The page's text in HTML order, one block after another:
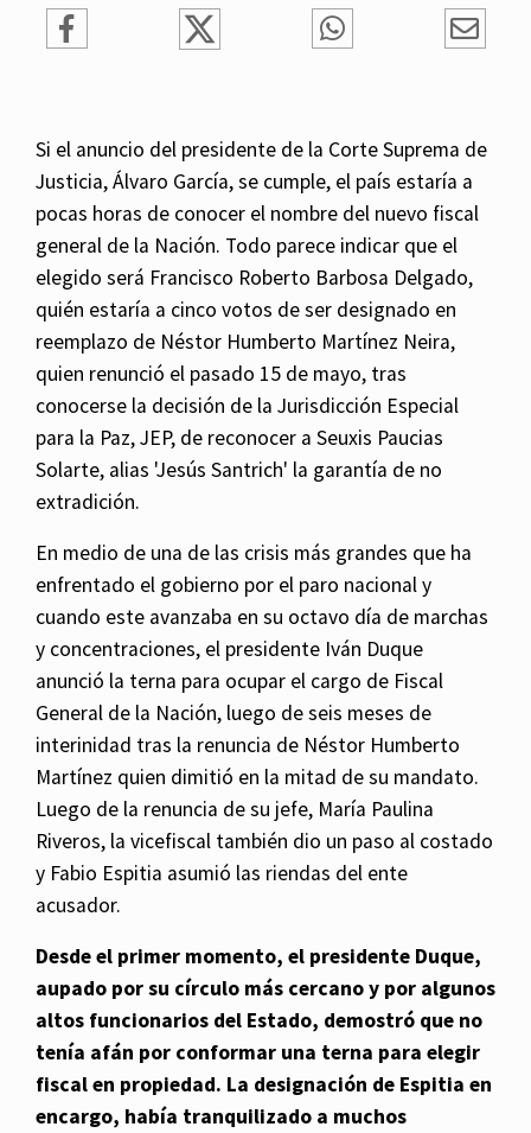
Si el anuncio del presidente de la Corte Suprema de
Justicia, Álvaro García, se cumple, el país estaría a
pocas horas de conocer el nombre del nuevo fiscal
general de la Nación. Todo parece indicar que el
elegido será Francisco Roberto Barbosa Delgado,
quién estaría a cinco votos de ser designado en
reemplazo de Néstor Humberto Martínez Neira,
quien renunció el pasado 15 de mayo, tras
conocerse la decisión de la Jurisdicción Especial
para la Paz, JEP, de reconocer a Seuxis Paucias
Solarte, alias 'Jesús Santrich' la garantía de no
extradición.
En medio de una de las crisis más grandes que ha
enfrentado el gobierno por el paro nacional y
cuando este avanzaba en su octavo día de marchas
y concentraciones, el presidente Iván Duque
anunció la terna para ocupar el cargo de Fiscal
General de la Nación, luego de seis meses de
interinidad tras la renuncia de Néstor Humberto
Martínez quien dimitió en la mitad de su mandato.
Luego de la renuncia de su jefe, María Paulina
Riveros, la vicefiscal también dio un paso al costado
y Fabio Espitia asumió las riendas del ente
acusador.
Desde el primer momento, el presidente Duque,
aupado por su círculo más cercano y por algunos
altos funcionarios del Estado, demostró que no
tenía afán por conformar una terna para elegir
fiscal en propiedad. La designación de Espitia en
encargo, había tranquilizado a muchos